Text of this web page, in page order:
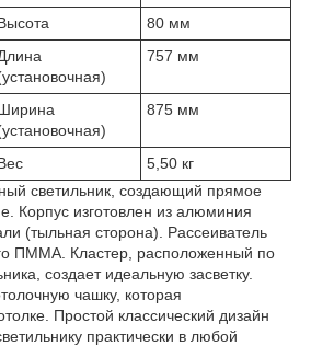
80 мм
757 мм
875 мм
5,50 кг
светильник, создающий прямое
Корпус изготовлен из алюминия
(тыльная сторона). Рассеиватель
ПММА. Кластер, расположенный по
создает идеальную засветку.
чашку, которая
Простой классический дизайн
практически в любой